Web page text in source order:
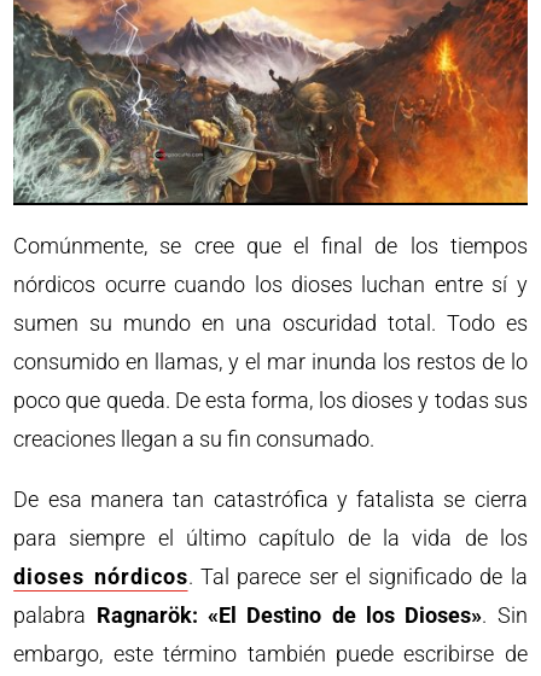
Comúnmente, se cree que el final de los tiempos
nórdicos ocurre cuando los dioses luchan entre sí y
sumen su mundo en una oscuridad total. Todo es
consumido en llamas, y el mar inunda los restos de lo
poco que queda. De esta forma, los dioses y todas sus
creaciones llegan a su fin consumado.
De esa manera tan catastrófica y fatalista se cierra
para siempre el último capítulo de la vida de los
dioses nórdicos. Tal parece ser el significado de la
palabra Ragnarök: «El Destino de los Dioses». Sin
embargo, este término también puede escribirse de